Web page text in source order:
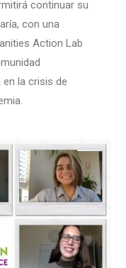
continuar su
con una
Action Lab
la crisis de